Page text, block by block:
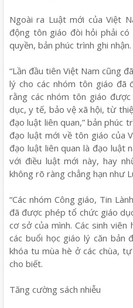
Ngoài ra Luật mới của Việt
động tôn giáo đòi hỏi phải
quyền, bản phúc trình ghi nhận.
“Lần đầu tiên Việt Nam cũng
lý cho các nhóm tôn giáo đã
rằng các nhóm tôn giáo
dục, y tế, bảo vệ xã hội, từ
đạo luật liên quan,” bản phúc
đạo luật mới về tôn giáo của
đạo luật liên quan là đạo luật
với điều luật mới này, hay
không rõ ràng chẳng hạn như
“Các nhóm Công giáo, Tin
đã được phép tổ chức giáo
cơ sở của mình. Các sinh
các buổi học giáo lý căn bản
khóa tu mùa hè ở các chùa,
cho biết.
Tăng cường sách nhiễu